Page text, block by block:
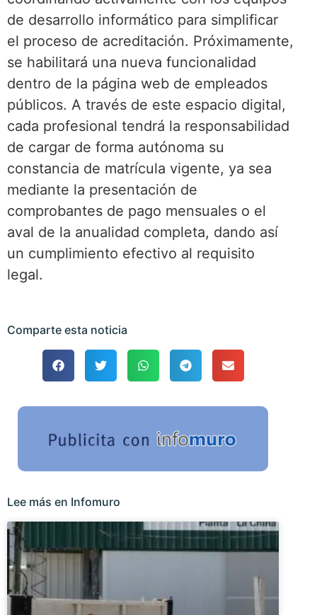
de desarrollo informático para simplificar
el proceso de acreditación. Próximamente,
se habilitará una nueva funcionalidad
dentro de la página web de empleados
públicos. A través de este espacio digital,
cada profesional tendrá la responsabilidad
de cargar de forma autónoma su
constancia de matrícula vigente, ya sea
mediante la presentación de
comprobantes de pago mensuales o el
aval de la anualidad completa, dando así
un cumplimiento efectivo al requisito
legal.
Comparte esta noticia
Lee más en Infomuro